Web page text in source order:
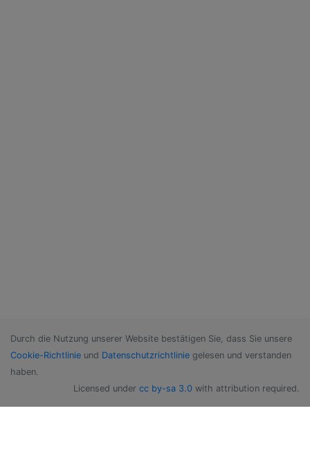
Durch die Nutzung unserer Website bestätigen Sie, dass Sie unsere
Cookie-Richtlinie und Datenschutzrichtlinie gelesen und verstanden
haben.
Licensed under cc by-sa 3.0 with attribution required.